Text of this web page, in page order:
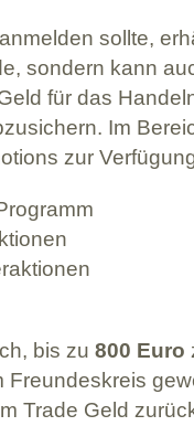
sollte,
sondern kann
für das
Im
zur
bis zu 800 Euro
Trade Geld